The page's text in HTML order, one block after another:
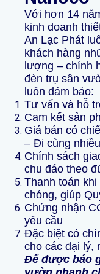
Với hơn 14
kinh doanh
An Lạc Phát
khách hàng
lượng – chính
đèn trụ sân
luôn đảm bảo:
Tư vấn và hỗ
Cam kết sản
Giá bán có
– Đi cùng
Chính sách
chu đáo theo
Thanh toán
chóng, giúp
Chứng nhận
yêu cầu
Đặc biệt có
cho các đại lý,
Để được báo